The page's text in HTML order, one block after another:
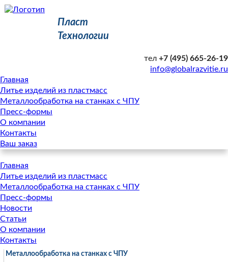
Пласт
Технологии
тел +7 (495) 665-26-19
info@globalrazvitie.ru
Главная
Литье изделий из пластмасс
Металлообработка на станках с ЧПУ
Пресс-формы
О компании
Контакты
Ваш заказ
Главная
Литье изделий из пластмасс
Металлообработка на станках с ЧПУ
Пресс-формы
Новости
Статьи
О компании
Контакты
Металлообработка на станках с ЧПУ